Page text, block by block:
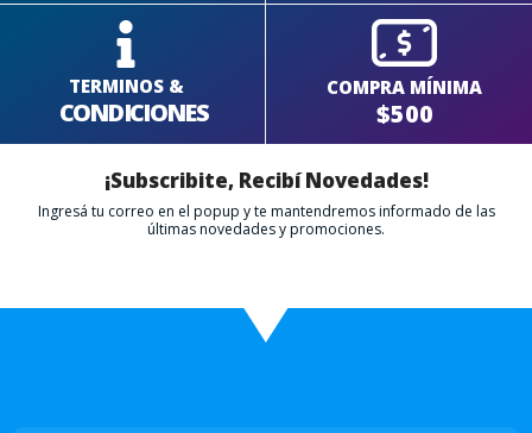
TERMINOS &
CONDICIONES
COMPRA MÍNIMA
$500
¡Subscribite, Recibí Novedades!
Ingresá tu correo en el popup y te mantendremos informado de las
últimas novedades y promociones.